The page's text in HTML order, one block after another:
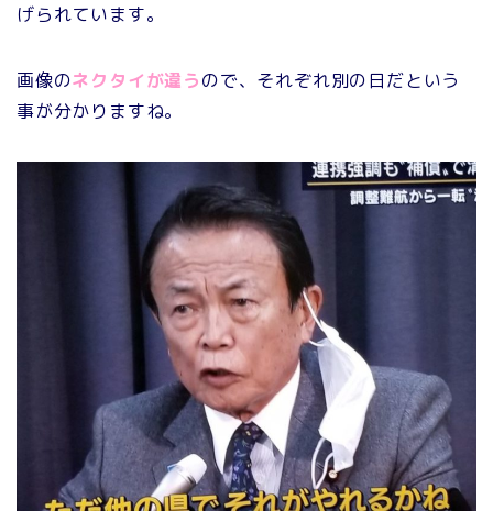
げられています。
画像のネクタイが違うので、それぞれ別の日だという
事が分かりますね。